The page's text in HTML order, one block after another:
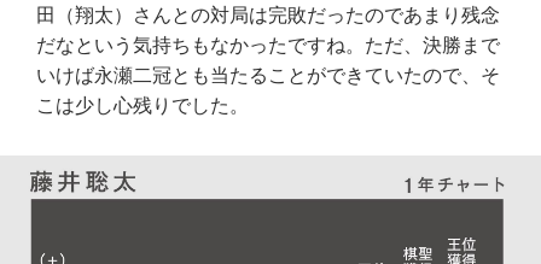
田（翔太）さんとの対局は完敗だったのであまり残念
だなという気持ちもなかったですね。ただ、決勝まで
いけば永瀬二冠とも当たることができていたので、そ
こは少し心残りでした。